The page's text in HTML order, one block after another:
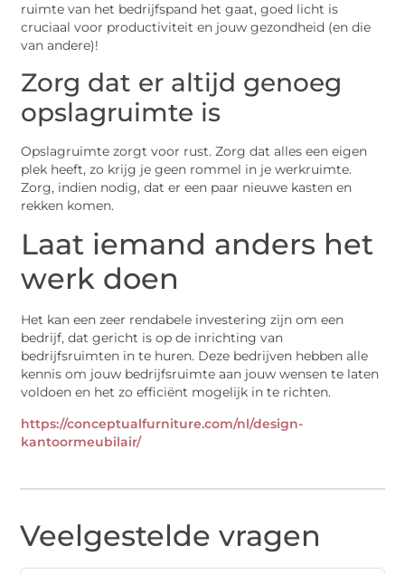
ruimte van het bedrijfspand het gaat, goed licht is
cruciaal voor productiviteit en jouw gezondheid (en die
van andere)!
Zorg dat er altijd genoeg
opslagruimte is
Opslagruimte zorgt voor rust. Zorg dat alles een eigen
plek heeft, zo krijg je geen rommel in je werkruimte.
Zorg, indien nodig, dat er een paar nieuwe kasten en
rekken komen.
Laat iemand anders het
werk doen
Het kan een zeer rendabele investering zijn om een
bedrijf, dat gericht is op de inrichting van
bedrijfsruimten in te huren. Deze bedrijven hebben alle
kennis om jouw bedrijfsruimte aan jouw wensen te laten
voldoen en het zo efficiënt mogelijk in te richten.
https://conceptualfurniture.com/nl/design-
kantoormeubilair/
Veelgestelde vragen